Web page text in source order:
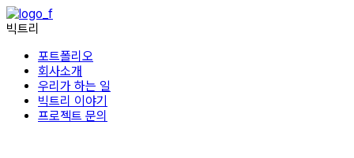
콘텐츠로
건너뛰기
빅트리
포트폴리오
회사소개
우리가 하는 일
빅트리 이야기
프로젝트 문의